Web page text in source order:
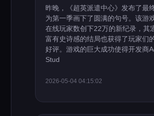
昨晚，《超英派遣中心》发布了最
为第一季画下了圆满的句号。该游
在线玩家数创下22万的新纪录，其
富有史诗感的结局也获得了玩家们
好评。游戏的巨大成功使得开发商
Stud
2026-05-04 04:15:02